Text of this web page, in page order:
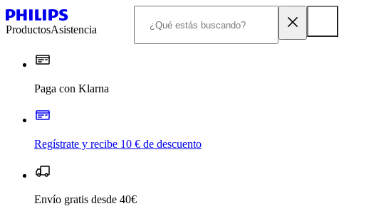
ProductosAsistencia
Paga con Klarna
Regístrate y recibe 10 € de descuento
Envío gratis desde 40€